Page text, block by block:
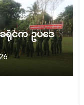
ရိုင်က ဥပဒေ